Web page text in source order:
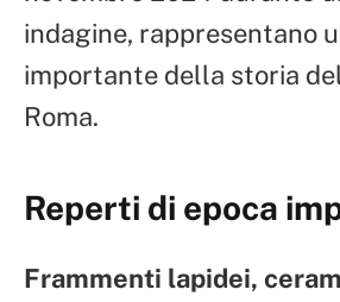
indagine, rappresentano
importante della storia
Roma.
Reperti di epoca
Frammenti lapidei,